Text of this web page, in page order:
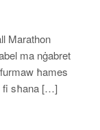
Marathon
ma nġabret
ħames
fi sħana […]